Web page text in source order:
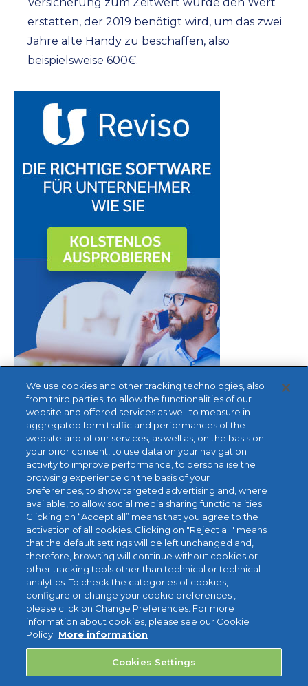
Versicherung zum Zeitwert würde den Wert
erstatten, der 2019 benötigt wird, um das zwei
Jahre alte Handy zu beschaffen, also
beispielsweise 600€.
KOSTENLOSER TEST
We use cookies and other tracking technologies, also
from third parties, to allow the functionalities of our
website and offered services as well to measure in
aggregated form traffic and performances of the
website and of our services, as well as, on the basis on
your prior consent, to use data on your navigation
activity to improve performance, to personalise the
browsing experience on the basis of your
preferences, to show targeted advertising and, where
available, to allow social media sharing functionalities.
Clicking on “Accept all” means that you agree to the
activation of all cookies. Clicking on "Reject all" means
that the default settings will be left unchanged and,
therefore, browsing will continue without cookies or
other tracking tools other than technical or technical
analytics. To check the categories of cookies,
configure or change your cookie preferences ,
please click on Change Preferences. For more
information about cookies, please see our Cookie
Policy. More information
Cookies Settings